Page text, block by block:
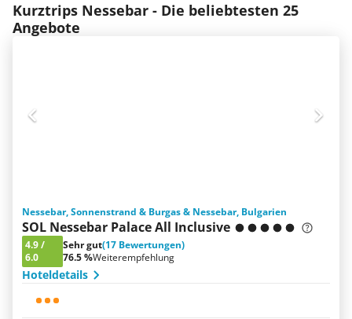
Kurztrips Nessebar - Die beliebtesten 25
Angebote
Nessebar, Sonnenstrand & Burgas & Nessebar, Bulgarien
SOL Nessebar Palace All Inclusive
4.9/
6.0
Sehr gut(17 Bewertungen)
76.5 %Weiterempfehlung
Hoteldetails